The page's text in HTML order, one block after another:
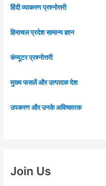
हिंदी व्याकरण प्रश्नोत्तरी
हिमाचल प्रदेश सामान्य ज्ञान
कंप्यूटर प्रश्नोत्तरी
मुख्य फसलें और उत्पादक देश
उपकरण और उनके अविष्कारक
Join Us